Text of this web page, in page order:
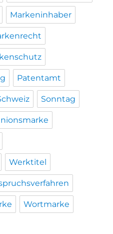
Markeninhaber
Patentamt
Sonntag
Werktitel
Wortmarke